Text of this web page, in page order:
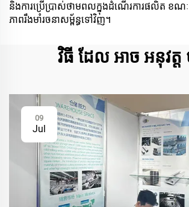
និងការប្រើប្រាស់ថាមពលក្នុងដំណើរការផលិត ខណៈ
ភាពរឹងមាំរចនាសម្ព័ន្ធទៅវិញ។
វិធី ដែល អាច អនុវត្ត
09
Jul